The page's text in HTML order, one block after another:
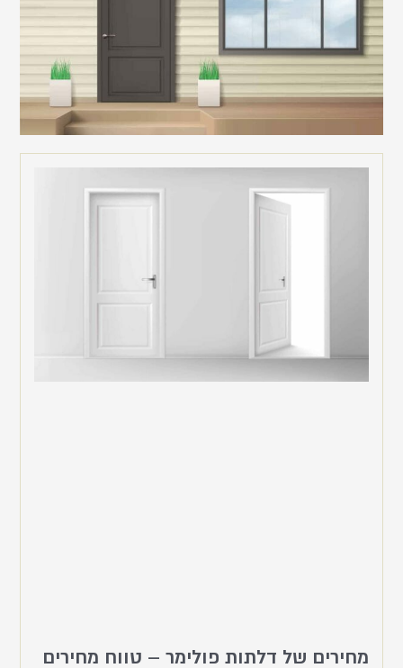
מחירים של דלתות פולימר – טווח מחירים